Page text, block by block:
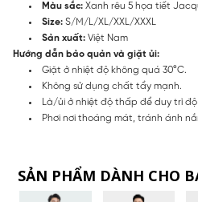
Màu sắc: Xanh rêu 5 họa tiết
Size: S/M/L/XL/XXL/XXXL
Sản xuất: Việt Nam
Hướng dẫn bảo quản và giặt ủi:
Giặt ở nhiệt độ không quá 30°C.
Không sử dụng chất tẩy mạnh.
Là/ủi ở nhiệt độ thấp để duy trì
Phơi nơi thoáng mát, tránh ánh
SẢN PHẨM DÀNH CHO